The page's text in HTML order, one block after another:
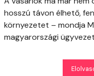
hosszú távon élhető,
környezetet – mondja
magyarországi